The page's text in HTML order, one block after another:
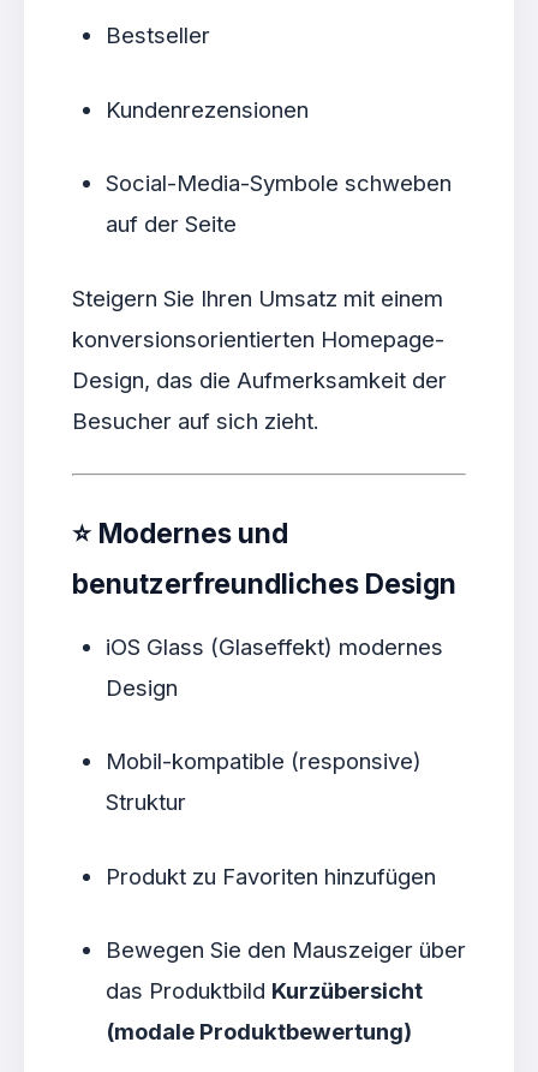
Bestseller
Kundenrezensionen
Social-Media-Symbole schweben
auf der Seite
Steigern Sie Ihren Umsatz mit einem
konversionsorientierten Homepage-
Design, das die Aufmerksamkeit der
Besucher auf sich zieht.
⭐ Modernes und
benutzerfreundliches Design
iOS Glass (Glaseffekt) modernes
Design
Mobil-kompatible (responsive)
Struktur
Produkt zu Favoriten hinzufügen
Bewegen Sie den Mauszeiger über
das Produktbild Kurzübersicht
(modale Produktbewertung)